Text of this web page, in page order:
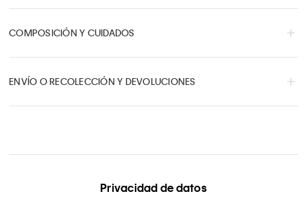
COMPOSICIÓN Y CUIDADOS
ENVÍO O RECOLECCIÓN Y DEVOLUCIONES
Privacidad de datos